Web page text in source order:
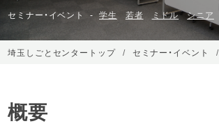
セミナー・イベント
学生 若者 ミドル シニア
埼玉しごとセンタートップ セミナー・イベント
概要